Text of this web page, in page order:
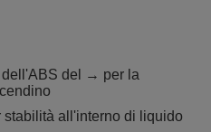
dell'ABS del → per la
stabilità all'interno di liquido